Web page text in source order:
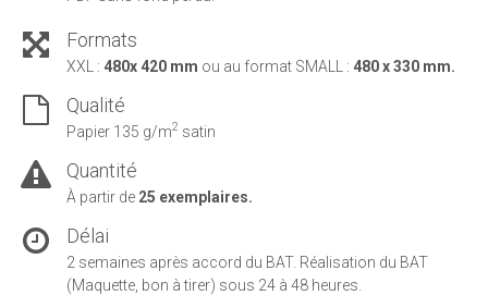
Formats
XXL : 480x 420 mm ou au format SMALL : 480 x 330 mm.
Qualité
Papier 135 g/m2 satin
Quantité
À partir de 25 exemplaires.
Délai
2 semaines après accord du BAT. Réalisation du BAT
(Maquette, bon à tirer) sous 24 à 48 heures.